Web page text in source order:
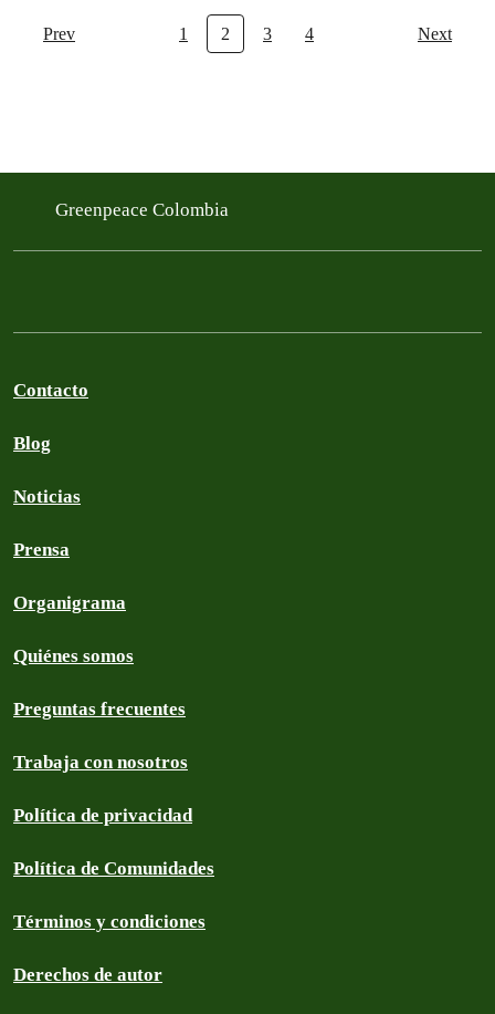
Prev 1 2 3 4 Next
Greenpeace Colombia
Contacto
Blog
Noticias
Prensa
Organigrama
Quiénes somos
Preguntas frecuentes
Trabaja con nosotros
Política de privacidad
Política de Comunidades
Términos y condiciones
Derechos de autor